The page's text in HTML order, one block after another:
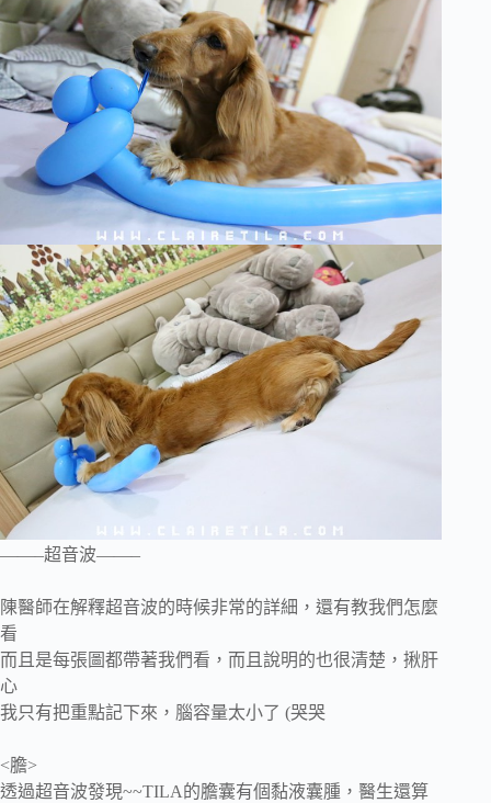
——–超音波——–
陳醫師在解釋超音波的時候非常的詳細，還有教我們怎麼
看
而且是每張圖都帶著我們看，而且說明的也很清楚，揪肝
心
我只有把重點記下來，腦容量太小了 (哭哭
<膽>
透過超音波發現~~TILA的膽囊有個黏液囊腫，醫生還算